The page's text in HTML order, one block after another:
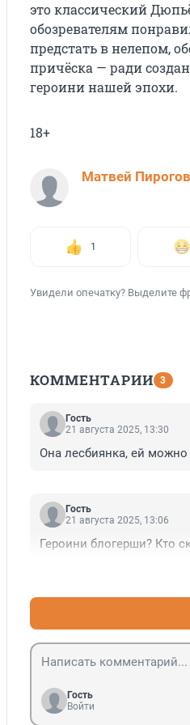
это классический
обозревателям
предстать в нелепом,
причёска — ради
героини нашей эпохи.
18+
Матвей Пирогов
1
Увидели опечатку? Выделите
КОММЕНТАРИИ 3
Гость
21 августа 2025, 13:30
Она лесбиянка, ей
Гость
21 августа 2025, 13:06
Героини блогерши? Кто
Гость
Войти